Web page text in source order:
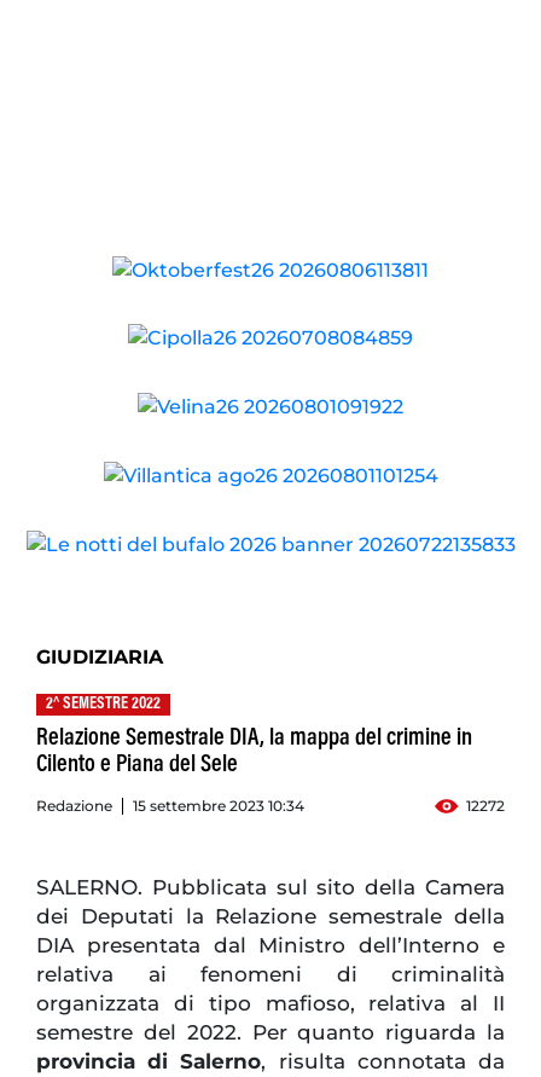
GIUDIZIARIA
2^ SEMESTRE 2022
Relazione Semestrale DIA, la mappa del crimine in
Cilento e Piana del Sele
Redazione 15 settembre 2023 10:34 12272
SALERNO. Pubblicata sul sito della Camera
dei Deputati la Relazione semestrale della
DIA presentata dal Ministro dell’Interno e
relativa ai fenomeni di criminalità
organizzata di tipo mafioso, relativa al II
semestre del 2022. Per quanto riguarda la
provincia di Salerno, risulta connotata da